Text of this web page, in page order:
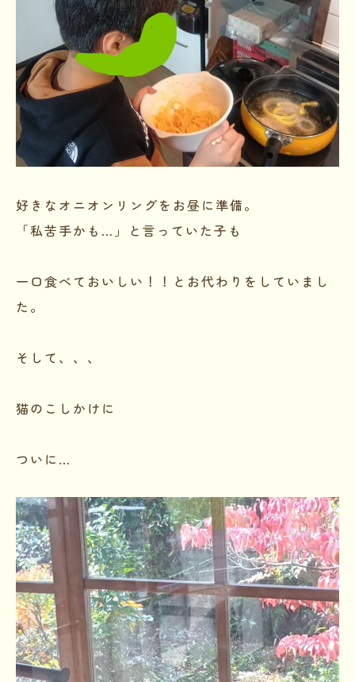
好きなオニオンリングをお昼に準備。
「私苦手かも…」と言っていた子も
一口食べておいしい！！とお代わりをしていまし
た。
そして、、、
猫のこしかけに
ついに…